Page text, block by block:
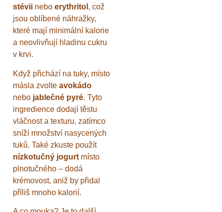
stévii nebo erythritol , což
jsou oblíbené náhražky,
které mají minimální kalorie
a neovlivňují hladinu cukru
v krvi.
Když přichází na tuky, místo
másla zvolte avokádo
nebo jablečné pyré. Tyto
ingredience dodají těstu
vláčnost a texturu, zatímco
sníží množství nasycených
tuků. Také zkuste použít
nízkotučný jogurt místo
plnotučného – dodá
krémovost, aniž by přidal
příliš mnoho kalorií.